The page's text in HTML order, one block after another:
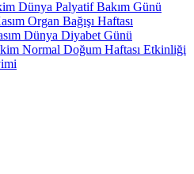
Dünya Palyatif Bakım Günü
Organ Bağışı Haftası
Dünya Diyabet Günü
Normal Doğum Haftası Etkinliği